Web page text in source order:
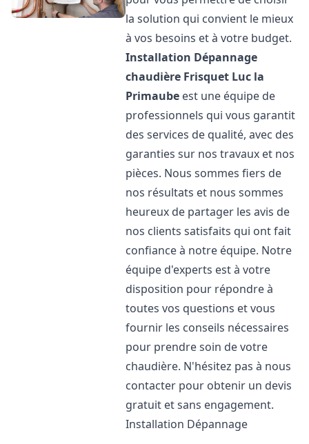
la solution qui convient le mieux
à vos besoins et à votre budget.
Installation Dépannage
chaudière Frisquet Luc la
Primaube est une équipe de
professionnels qui vous garantit
des services de qualité, avec des
garanties sur nos travaux et nos
pièces. Nous sommes fiers de
nos résultats et nous sommes
heureux de partager les avis de
nos clients satisfaits qui ont fait
confiance à notre équipe. Notre
équipe d'experts est à votre
disposition pour répondre à
toutes vos questions et vous
fournir les conseils nécessaires
pour prendre soin de votre
chaudière. N'hésitez pas à nous
contacter pour obtenir un devis
gratuit et sans engagement.
Installation Dépannage